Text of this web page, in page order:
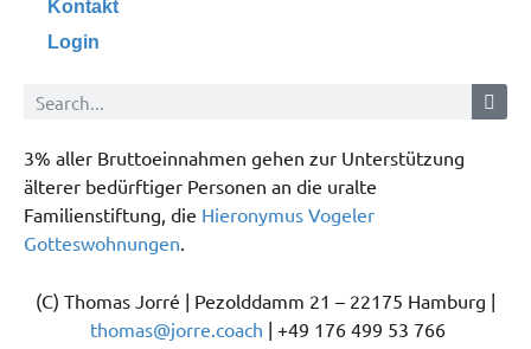
Kontakt
Login
3% aller Bruttoeinnahmen gehen zur Unterstützung
älterer bedürftiger Personen an die uralte
Familienstiftung, die Hieronymus Vogeler
Gotteswohnungen.
(C) Thomas Jorré | Pezolddamm 21 – 22175 Hamburg |
thomas@jorre.coach | +49 176 499 53 766